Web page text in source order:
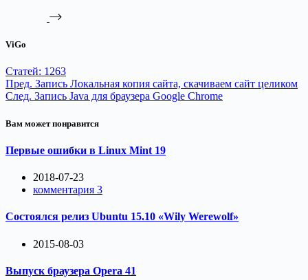
ViGo
Статей: 1263
Пред. Запись Локальная копия сайта, скачиваем сайт целиком
След. Запись Java для браузера Google Chrome
Вам может понравится
Первые ошибки в Linux Mint 19
2018-07-23
комментария 3
Состоялся релиз Ubuntu 15.10 «Wily Werewolf»
2015-08-03
Выпуск браузера Opera 41